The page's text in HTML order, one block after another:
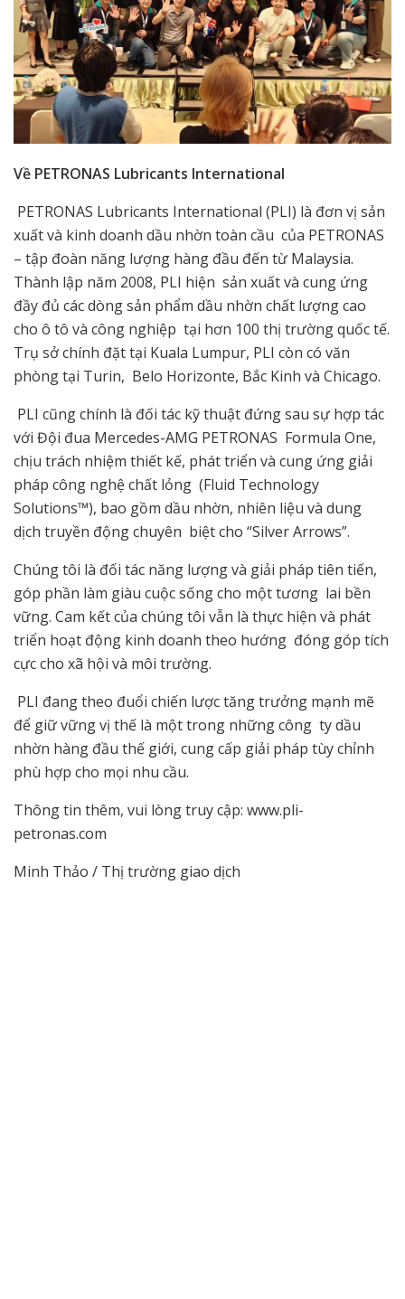
Về PETRONAS Lubricants International
PETRONAS Lubricants International (PLI) là đơn vị sản
xuất và kinh doanh dầu nhờn toàn cầu của PETRONAS
– tập đoàn năng lượng hàng đầu đến từ Malaysia.
Thành lập năm 2008, PLI hiện sản xuất và cung ứng
đầy đủ các dòng sản phẩm dầu nhờn chất lượng cao
cho ô tô và công nghiệp tại hơn 100 thị trường quốc tế.
Trụ sở chính đặt tại Kuala Lumpur, PLI còn có văn
phòng tại Turin, Belo Horizonte, Bắc Kinh và Chicago.
PLI cũng chính là đối tác kỹ thuật đứng sau sự hợp tác
với Đội đua Mercedes-AMG PETRONAS Formula One,
chịu trách nhiệm thiết kế, phát triển và cung ứng giải
pháp công nghệ chất lỏng (Fluid Technology
Solutions™), bao gồm dầu nhờn, nhiên liệu và dung
dịch truyền động chuyên biệt cho “Silver Arrows”.
Chúng tôi là đối tác năng lượng và giải pháp tiên tiến,
góp phần làm giàu cuộc sống cho một tương lai bền
vững. Cam kết của chúng tôi vẫn là thực hiện và phát
triển hoạt động kinh doanh theo hướng đóng góp tích
cực cho xã hội và môi trường.
PLI đang theo đuổi chiến lược tăng trưởng mạnh mẽ
để giữ vững vị thế là một trong những công ty dầu
nhờn hàng đầu thế giới, cung cấp giải pháp tùy chỉnh
phù hợp cho mọi nhu cầu.
Thông tin thêm, vui lòng truy cập: www.pli-
petronas.com
Minh Thảo / Thị trường giao dịch